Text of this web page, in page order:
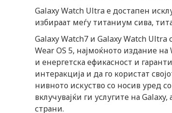
Galaxy Watch Ultra е достапен
избираат меѓу титаниум сива,
Galaxy Watch7 и Galaxy Watch
Wear OS 5, најмоќното издание
и енергетска ефикасност и
интеракција и да го користат
нивното искуство со носив уред
вклучувајќи ги услугите на
страни.